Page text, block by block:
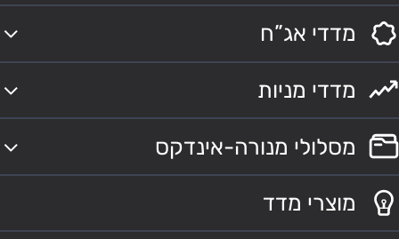
מדדי אג”ח
מדדי מניות
מסלולי מנורה-אינדקס
מוצרי מדד